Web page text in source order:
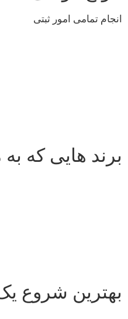
انجام تمامی امور ثبتی
برند هایی که به
بهترین شروع